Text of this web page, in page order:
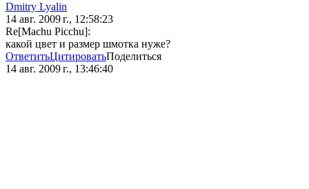
Dmitry Lyalin
14 авг. 2009 г., 12:58:23
Re[Machu Picchu]:
какой цвет и размер шмотка нуже?
ОтветитьЦитироватьПоделиться
14 авг. 2009 г., 13:46:40